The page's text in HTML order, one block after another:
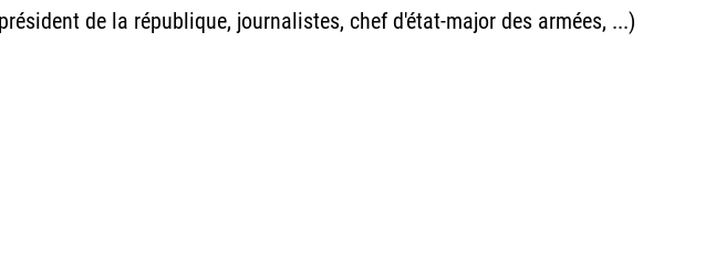
de la république, journalistes, chef d'état-major des armées, ...)